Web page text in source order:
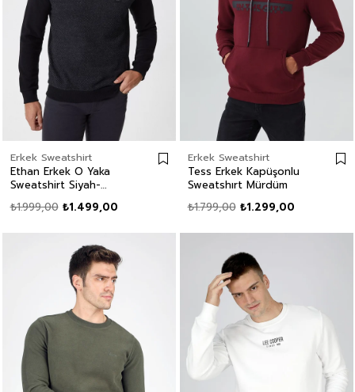
Erkek Sweatshirt
Ethan Erkek O Yaka
Sweatshirt Siyah-
₺1.499,00
₺1.999,00
Erkek Sweatshirt
Tess Erkek Kapüşonlu
Sweatshırt Mürdüm
₺1.299,00
₺1.799,00